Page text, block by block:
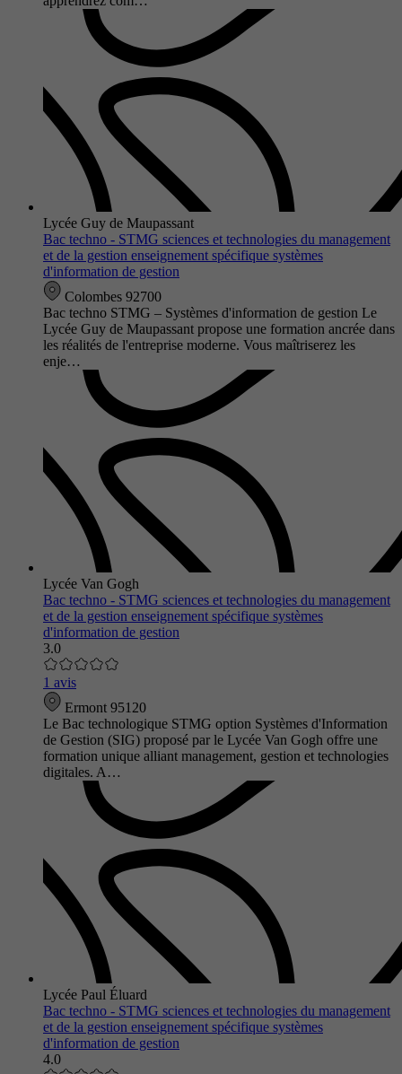
Lycée Guy de Maupassant
Bac techno - STMG sciences et technologies du management
et de la gestion enseignement spécifique systèmes
d'information de gestion
Colombes 92700
Bac techno STMG – Systèmes d'information de gestion Le
Lycée Guy de Maupassant propose une formation ancrée dans
les réalités de l'entreprise moderne. Vous maîtriserez les
enje…
Lycée Van Gogh
Bac techno - STMG sciences et technologies du management
et de la gestion enseignement spécifique systèmes
d'information de gestion
3.0
1 avis
Ermont 95120
Le Bac technologique STMG option Systèmes d'Information
de Gestion (SIG) proposé par le Lycée Van Gogh offre une
formation unique alliant management, gestion et technologies
digitales. A…
Lycée Paul Éluard
Bac techno - STMG sciences et technologies du management
et de la gestion enseignement spécifique systèmes
d'information de gestion
4.0